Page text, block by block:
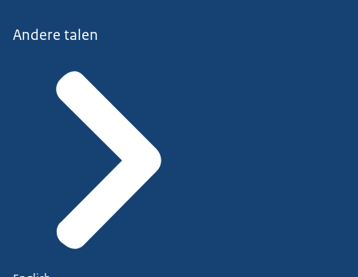
Andere talen